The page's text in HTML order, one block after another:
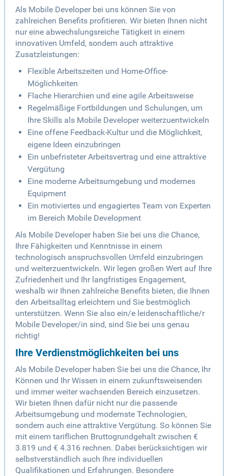
Als Mobile Developer bei uns können Sie von
zahlreichen Benefits profitieren. Wir bieten Ihnen nicht
nur eine abwechslungsreiche Tätigkeit in einem
innovativen Umfeld, sondern auch attraktive
Zusatzleistungen:
Flexible Arbeitszeiten und Home-Office-
Möglichkeiten
Flache Hierarchien und eine agile Arbeitsweise
Regelmäßige Fortbildungen und Schulungen, um
Ihre Skills als Mobile Developer weiterzuentwickeln
Eine offene Feedback-Kultur und die Möglichkeit,
eigene Ideen einzubringen
Ein unbefristeter Arbeitsvertrag und eine attraktive
Vergütung
Eine moderne Arbeitsumgebung und modernes
Equipment
Ein motiviertes und engagiertes Team von Experten
im Bereich Mobile Development
Als Mobile Developer haben Sie bei uns die Chance,
Ihre Fähigkeiten und Kenntnisse in einem
technologisch anspruchsvollen Umfeld einzubringen
und weiterzuentwickeln. Wir legen großen Wert auf Ihre
Zufriedenheit und Ihr langfristiges Engagement,
weshalb wir Ihnen zahlreiche Benefits bieten, die Ihnen
den Arbeitsalltag erleichtern und Sie bestmöglich
unterstützen. Wenn Sie also ein/e leidenschaftliche/r
Mobile Developer/in sind, sind Sie bei uns genau
richtig!
Ihre Verdienstmöglichkeiten bei uns
Als Mobile Developer haben Sie bei uns die Chance, Ihr
Können und Ihr Wissen in einem zukunftsweisenden
und immer weiter wachsenden Bereich einzusetzen.
Wir bieten Ihnen dafür nicht nur die passende
Arbeitsumgebung und modernste Technologien,
sondern auch eine attraktive Vergütung. So können Sie
mit einem tariflichen Bruttogrundgehalt zwischen €
3.819 und € 4.316 rechnen. Dabei berücksichtigen wir
selbstverständlich auch Ihre individuellen
Qualifikationen und Erfahrungen. Besondere